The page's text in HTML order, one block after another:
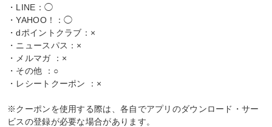
・LINE：◯
・YAHOO！：◯
・dポイントクラブ：×
・ニュースパス：×
・メルマガ ：×
・その他 ：○
・レシートクーポン ：×
※クーポンを使用する際は、各自でアプリのダウンロード・サー
ビスの登録が必要な場合があります。